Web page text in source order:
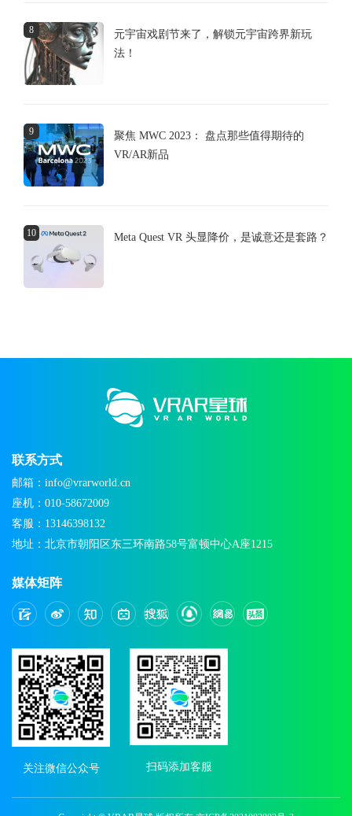
8
元宇宙戏剧节来了，解锁元宇宙跨界新玩
法！
9
聚焦 MWC 2023： 盘点那些值得期待的
VR/AR新品
10 Meta Quest VR 头显降价，是诚意还是套路？
联系方式
邮箱：info@vrarworld.cn
座机：010-58672009
客服：13146398132
地址：北京市朝阳区东三环南路58号富顿中心A座1215
媒体矩阵
关注微信公众号 扫码添加客服